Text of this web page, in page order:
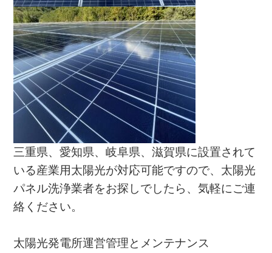
三重県、愛知県、岐阜県、滋賀県に設置されて
いる産業用太陽光が対応可能ですので、太陽光
パネル洗浄業者をお探しでしたら、気軽にご連
絡ください。
太陽光発電所運営管理とメンテナンス